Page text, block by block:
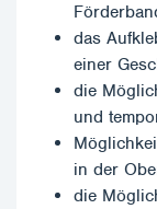
das
einer
die
und
in der
die